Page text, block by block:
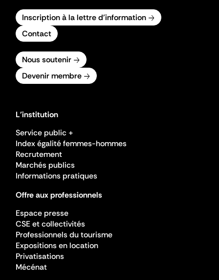
Inscription à la lettre d'information
Contact
Nous soutenir
Devenir membre
L'institution
Service public +
Index égalité femmes-hommes
Recrutement
Marchés publics
Informations pratiques
Offre aux professionnels
Espace presse
CSE et collectivités
Professionnels du tourisme
Expositions en location
Privatisations
Mécénat